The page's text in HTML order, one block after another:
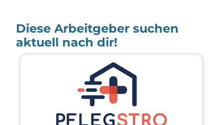
Diese Arbeitgeber suchen
aktuell nach dir!